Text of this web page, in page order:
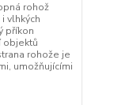
rohož
vlhkých
příkon
objektů
rohože je
umožňujícími